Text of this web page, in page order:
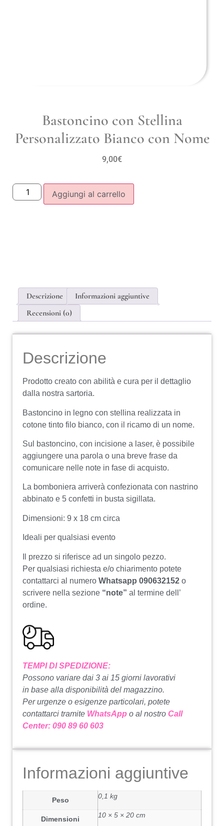
Bastoncino con Stellina
Personalizzato Bianco con Nome
9,00€
Aggiungi al carrello
Descrizione
Informazioni aggiuntive
Recensioni (0)
Descrizione
Prodotto creato con abilità e cura per il dettaglio
dalla nostra sartoria.
Bastoncino in legno con stellina realizzata in
cotone tinto filo bianco, con il ricamo di un nome.
Sul bastoncino, con incisione a laser, è possibile
aggiungere una parola o una breve frase da
comunicare nelle note in fase di acquisto.
La bomboniera arriverà confezionata con nastrino
abbinato e 5 confetti in busta sigillata.
Dimensioni: 9 x 18 cm circa
Ideali per qualsiasi evento
Il prezzo si riferisce ad un singolo pezzo.
Per qualsiasi richiesta e/o chiarimento potete
contattarci al numero Whatsapp 090632152 o
scrivere nella sezione “note” al termine dell’
ordine.
TEMPI DI SPEDIZIONE:
Possono variare dai 3 ai 15 giorni lavorativi
in base alla disponibilità del magazzino.
Per urgenze o esigenze particolari, potete
contattarci tramite WhatsApp o al nostro Call
Center: 090 89 60 603
Informazioni aggiuntive
Peso 0,1 kg
Dimensioni 10 × 5 × 20 cm